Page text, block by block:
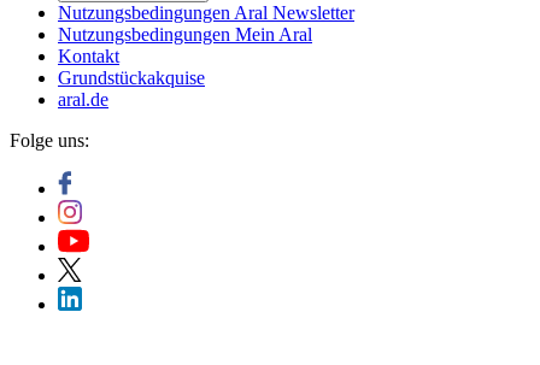
Nutzungsbedingungen Aral Newsletter
Nutzungsbedingungen Mein Aral
Kontakt
Grundstückakquise
aral.de
Folge uns: